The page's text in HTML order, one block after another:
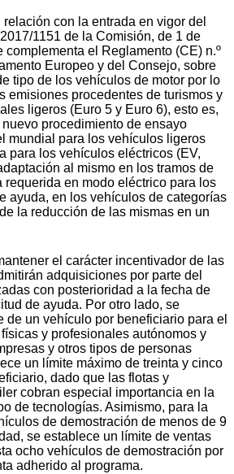
relación con la entrada en vigor del
1151 de la Comisión, de 1 de
complementa el Reglamento (CE) n.º
Europeo y del Consejo, sobre
tipo de los vehículos de motor por lo
emisiones procedentes de turismos y
ligeros (Euro 5 y Euro 6), esto es,
procedimiento de ensayo
mundial para los vehículos ligeros
para los vehículos eléctricos (EV,
al mismo en los tramos de
requerida en modo eléctrico para los
ayuda, en los vehículos de categorías
la reducción de las mismas en un
el carácter incentivador de las
adquisiciones por parte del
con posterioridad a la fecha de
de ayuda. Por otro lado, se
de un vehículo por beneficiario para el
y profesionales autónomos y
y otros tipos de personas
un límite máximo de treinta y cinco
dado que las flotas y
cobran especial importancia en la
de tecnologías. Asimismo, para la
de demostración de menos de 9
se establece un límite de ventas
ocho vehículos de demostración por
adherido al programa.